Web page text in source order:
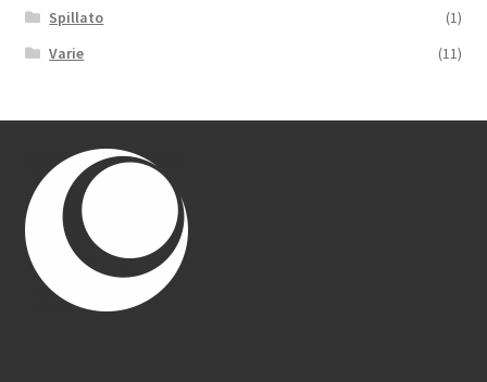
Spillato
(1)
Varie
(11)